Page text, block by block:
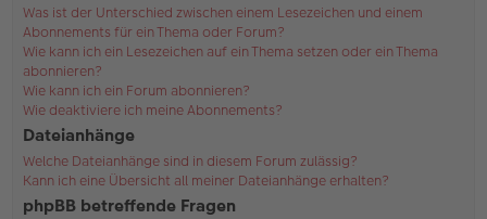
Was ist der Unterschied zwischen einem Lesezeichen und einem
Abonnements für ein Thema oder Forum?
Wie kann ich ein Lesezeichen auf ein Thema setzen oder ein Thema
abonnieren?
Wie kann ich ein Forum abonnieren?
Wie deaktiviere ich meine Abonnements?
Dateianhänge
Welche Dateianhänge sind in diesem Forum zulässig?
Kann ich eine Übersicht all meiner Dateianhänge erhalten?
phpBB betreffende Fragen